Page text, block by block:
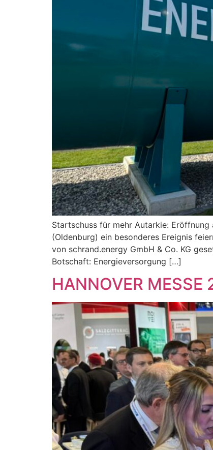
Startschuss für mehr Autarkie:
(Oldenburg) ein besonderes Ereignis
von schrand.energy GmbH & Co. KG
Botschaft: Energieversorgung […]
HANNOVER MESSE